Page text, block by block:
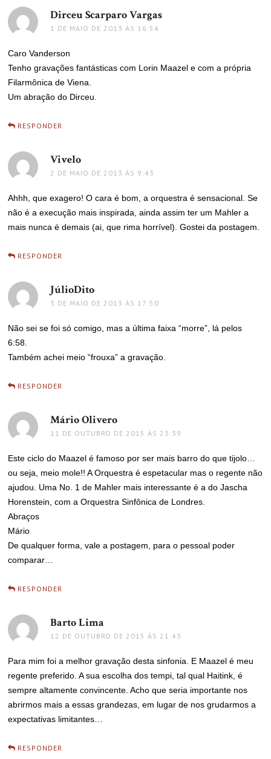
Dirceu Scarparo Vargas
1 DE MAIO DE 2013 ÀS 16:54
Caro Vanderson
Tenho gravações fantásticas com Lorin Maazel e com a própria
Filarmônica de Viena.
Um abração do Dirceu.
RESPONDER
Vivelo
2 DE MAIO DE 2013 ÀS 9:43
Ahhh, que exagero! O cara é bom, a orquestra é sensacional. Se
não é a execução mais inspirada, ainda assim ter um Mahler a
mais nunca é demais (ai, que rima horrível). Gostei da postagem.
RESPONDER
JúlioDito
3 DE MAIO DE 2013 ÀS 17:50
Não sei se foi só comigo, mas a última faixa “morre”, lá pelos
6:58.
Também achei meio “frouxa” a gravação.
RESPONDER
Mário Olivero
11 DE OUTUBRO DE 2015 ÀS 23:39
Este ciclo do Maazel é famoso por ser mais barro do que tijolo…
ou seja, meio mole!! A Orquestra é espetacular mas o regente não
ajudou. Uma No. 1 de Mahler mais interessante é a do Jascha
Horenstein, com a Orquestra Sinfônica de Londres.
Abraços
Mário
De qualquer forma, vale a postagem, para o pessoal poder
comparar…
RESPONDER
Barto Lima
12 DE OUTUBRO DE 2015 ÀS 21:43
Para mim foi a melhor gravação desta sinfonia. E Maazel é meu
regente preferido. A sua escolha dos tempi, tal qual Haitink, é
sempre altamente convincente. Acho que seria importante nos
abrirmos mais a essas grandezas, em lugar de nos grudarmos a
expectativas limitantes…
RESPONDER